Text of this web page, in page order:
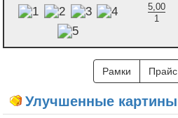
5,00
1
Рамки Прайс
Улучшенные картины